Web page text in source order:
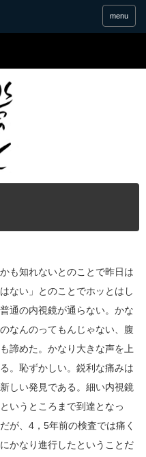
menu
も知れないとのことで昨日は
ない」とのことでホッとはし
通の内視鏡が通らない。かな
なんのってもんじゃない、腹
諦めた。かなり大きな声を上
。恥ずかしい。鋭利な痛みは
しい発見である。細い内視鏡
いうところまで到達となっ
が、4，5年前の検査では痛く
かなり進行したということだ